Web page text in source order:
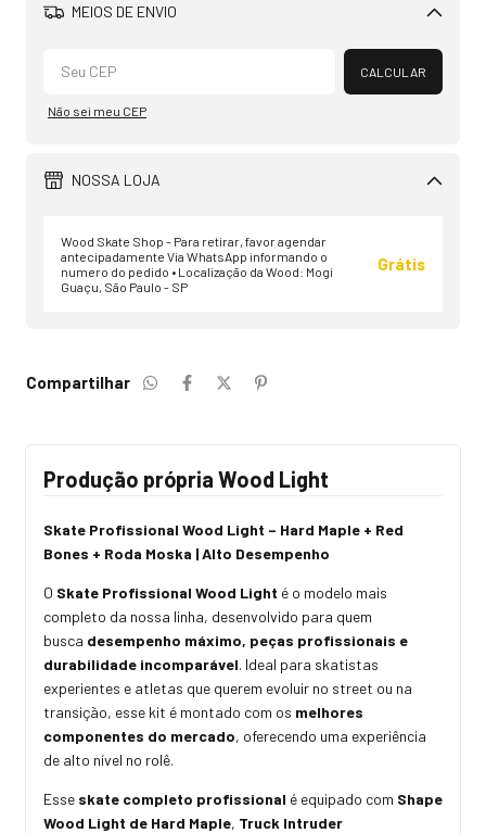
MEIOS DE ENVIO
Alterar CEP
CALCULAR
Não sei meu CEP
NOSSA LOJA
Wood Skate Shop - Para retirar, favor agendar
antecipadamente Via WhatsApp informando o
numero do pedido • Localização da Wood: Mogi
Guaçu, São Paulo - SP
Grátis
Compartilhar
Produção própria Wood Light
Skate Profissional Wood Light – Hard Maple + Red
Bones + Roda Moska | Alto Desempenho
O Skate Profissional Wood Light é o modelo mais
completo da nossa linha, desenvolvido para quem
busca desempenho máximo, peças profissionais e
durabilidade incomparável. Ideal para skatistas
experientes e atletas que querem evoluir no street ou na
transição, esse kit é montado com os melhores
componentes do mercado, oferecendo uma experiência
de alto nível no rolê.
Esse skate completo profissional é equipado com Shape
Wood Light de Hard Maple, Truck Intruder